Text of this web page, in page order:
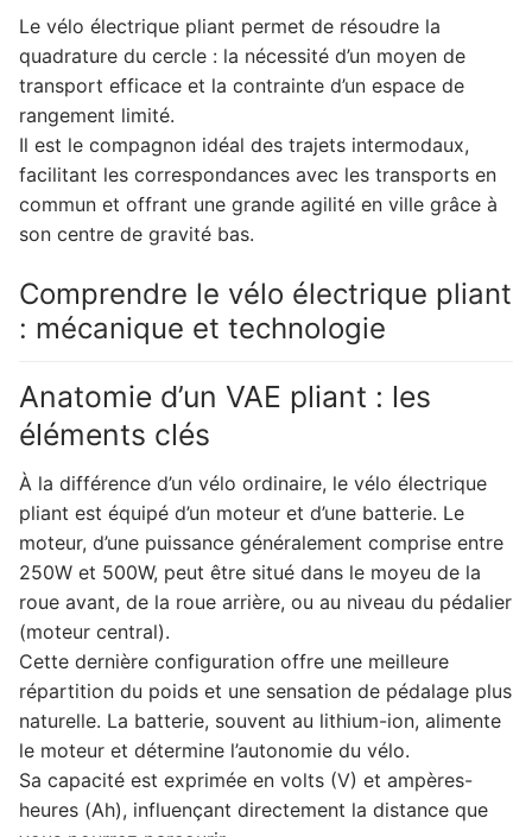
Le vélo électrique pliant permet de résoudre la
quadrature du cercle : la nécessité d’un moyen de
transport efficace et la contrainte d’un espace de
rangement limité.
Il est le compagnon idéal des trajets intermodaux,
facilitant les correspondances avec les transports en
commun et offrant une grande agilité en ville grâce à
son centre de gravité bas.
Comprendre le vélo électrique pliant
: mécanique et technologie
Anatomie d’un VAE pliant : les
éléments clés
À la différence d’un vélo ordinaire, le vélo électrique
pliant est équipé d’un moteur et d’une batterie. Le
moteur, d’une puissance généralement comprise entre
250W et 500W, peut être situé dans le moyeu de la
roue avant, de la roue arrière, ou au niveau du pédalier
(moteur central).
Cette dernière configuration offre une meilleure
répartition du poids et une sensation de pédalage plus
naturelle. La batterie, souvent au lithium-ion, alimente
le moteur et détermine l’autonomie du vélo.
Sa capacité est exprimée en volts (V) et ampères-
heures (Ah), influençant directement la distance que